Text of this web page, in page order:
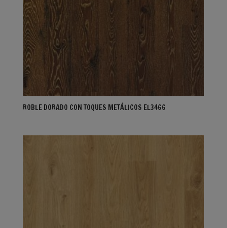
ROBLE DORADO CON TOQUES METÁLICOS EL3466